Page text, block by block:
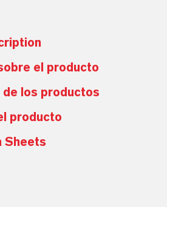
el producto
los productos
producto
Sheets